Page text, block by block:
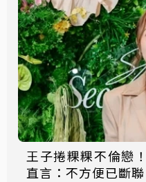
王子捲粿粿不倫戀
直言：不方便已斷聯